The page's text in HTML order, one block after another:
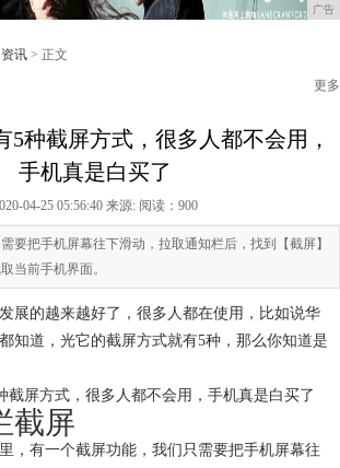
广告
资讯 > 正文
更多
5种截屏方式，很多人都不会用，
手机真是白买了
04-25 05:56:40 来源: 阅读：900
要把手机屏幕往下滑动，拉取通知栏后，找到【截屏】
当前手机界面。
展的越来越好了，很多人都在使用，比如说华
知道，光它的截屏方式就有5种，那么你知道是
截屏
，有一个截屏功能，我们只需要把手机屏幕往